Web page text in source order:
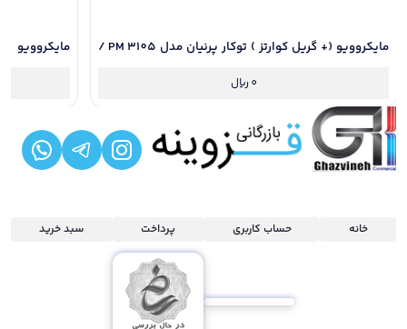
مایکروویو (+ گریل کوارتز ) توکار پرنیان مدل PM 3105 /
0 ریال
مایکروویو
خانه حساب کاربری پرداخت سبد خرید